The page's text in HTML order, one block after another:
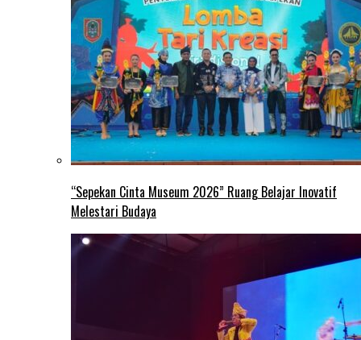
“Sepekan Cinta Museum 2026” Ruang Belajar Inovatif
Melestari Budaya